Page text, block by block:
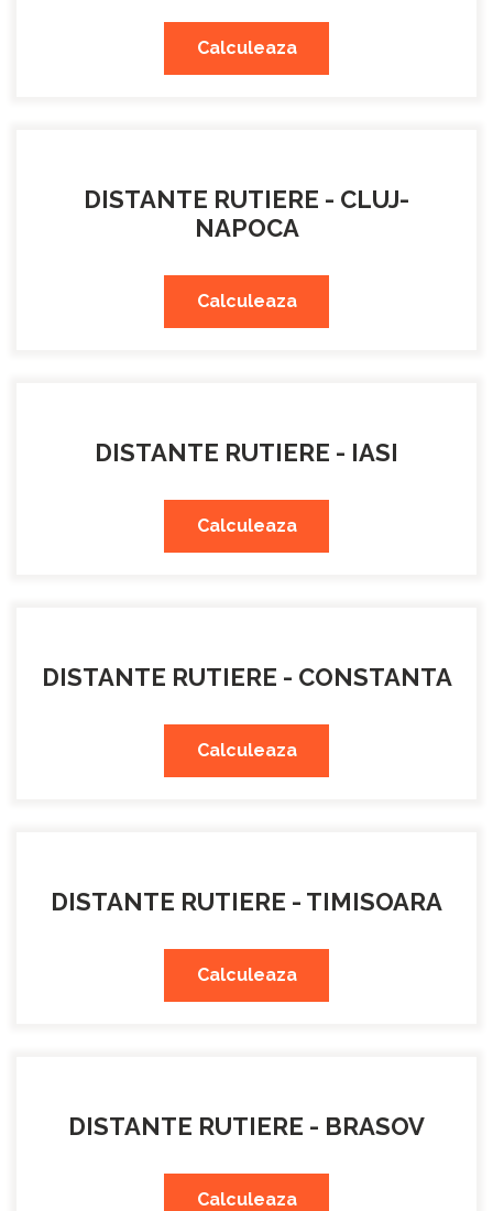
Calculeaza
DISTANTE RUTIERE - CLUJ-
NAPOCA
Calculeaza
DISTANTE RUTIERE - IASI
Calculeaza
DISTANTE RUTIERE - CONSTANTA
Calculeaza
DISTANTE RUTIERE - TIMISOARA
Calculeaza
DISTANTE RUTIERE - BRASOV
Calculeaza